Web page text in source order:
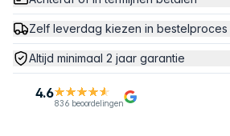
Zelf leverdag kiezen in bestelproces
Altijd minimaal 2 jaar garantie
4.6
836 beoordelingen